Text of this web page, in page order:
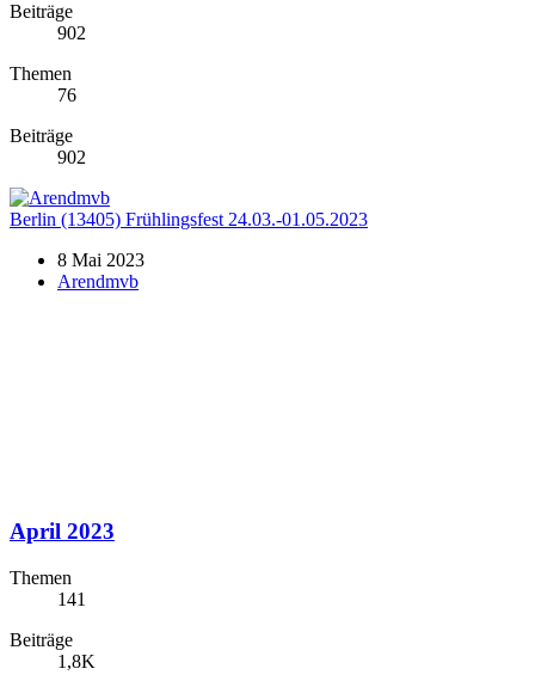
Beiträge
902
Themen
76
Beiträge
902
Berlin (13405) Frühlingsfest 24.03.-01.05.2023
8 Mai 2023
Arendmvb
April 2023
Themen
141
Beiträge
1,8K